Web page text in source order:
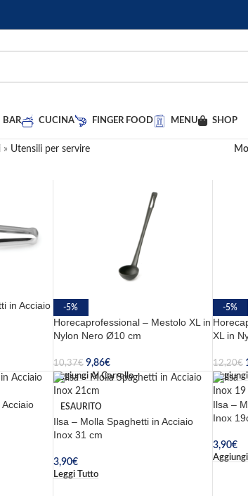
BAR CUCINA FINGER FOOD MENU SHOP
» Utensili per servire
in Acciaio
-5%
Horecaprofessional – Mestolo XL in
Nylon Nero Ø10 cm
10,37€ 9,86€
Aggiungi Al Carrello
-5%
XL in
12,20€
ESAURITO
Ilsa – Molla Spaghetti in Acciaio
Inox 31 cm
3,90€
Leggi Tutto
Ilsa –
Inox
3,90€